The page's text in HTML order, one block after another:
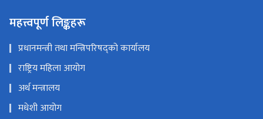
महत्त्वपूर्ण लिङ्कहरू
प्रधानमन्त्री तथा मन्त्रिपरिषद्को कार्यालय
राष्ट्रिय महिला आयोग
अर्थ मन्त्रालय
मधेशी आयोग